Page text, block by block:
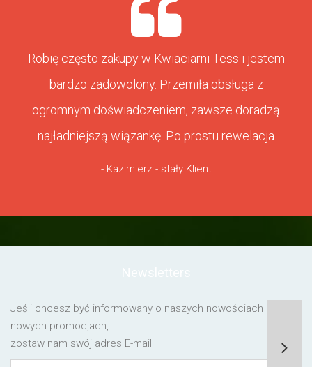
Robię często zakupy w Kwiaciarni Tess i jestem
bardzo zadowolony. Przemiła obsługa z
ogromnym doświadczeniem, zawsze doradzą
najładniejszą wiązankę. Po prostu rewelacja
- Kazimierz - stały Klient
Jeśli chcesz być informowany o naszych nowościach lub o
nowych promocjach,
zostaw nam swój adres E-mail